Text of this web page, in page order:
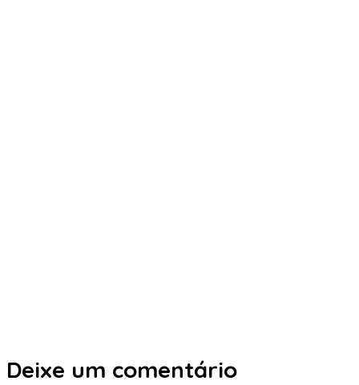
Deixe um comentário